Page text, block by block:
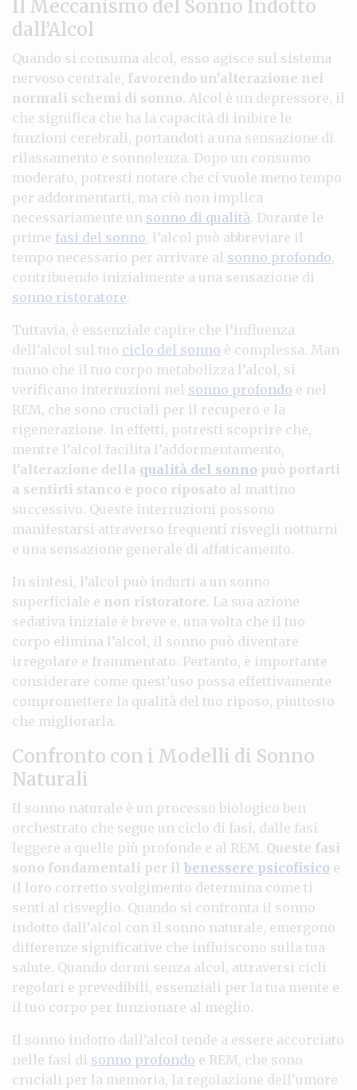
Il Meccanismo del Sonno Indotto
dall’Alcol
Quando si consuma alcol, esso agisce sul sistema
nervoso centrale, favorendo un’alterazione nei
normali schemi di sonno. Alcol è un depressore, il
che significa che ha la capacità di inibire le
funzioni cerebrali, portandoti a una sensazione di
rilassamento e sonnolenza. Dopo un consumo
moderato, potresti notare che ci vuole meno tempo
per addormentarti, ma ciò non implica
necessariamente un sonno di qualità. Durante le
prime fasi del sonno, l’alcol può abbreviare il
tempo necessario per arrivare al sonno profondo,
contribuendo inizialmente a una sensazione di
sonno ristoratore.
Tuttavia, è essenziale capire che l’influenza
dell’alcol sul tuo ciclo del sonno è complessa. Man
mano che il tuo corpo metabolizza l’alcol, si
verificano interruzioni nel sonno profondo e nel
REM, che sono cruciali per il recupero e la
rigenerazione. In effetti, potresti scoprire che,
mentre l’alcol facilita l’addormentamento,
l’alterazione della qualità del sonno può portarti
a sentirti stanco e poco riposato al mattino
successivo. Queste interruzioni possono
manifestarsi attraverso frequenti risvegli notturni
e una sensazione generale di affaticamento.
In sintesi, l’alcol può indurti a un sonno
superficiale e non ristoratore. La sua azione
sedativa iniziale è breve e, una volta che il tuo
corpo elimina l’alcol, il sonno può diventare
irregolare e frammentato. Pertanto, è importante
considerare come quest’uso possa effettivamente
compromettere la qualità del tuo riposo, piuttosto
che migliorarla.
Confronto con i Modelli di Sonno
Naturali
Il sonno naturale è un processo biologico ben
orchestrato che segue un ciclo di fasi, dalle fasi
leggere a quelle più profonde e al REM. Queste fasi
sono fondamentali per il benessere psicofisico e
il loro corretto svolgimento determina come ti
senti al risveglio. Quando si confronta il sonno
indotto dall’alcol con il sonno naturale, emergono
differenze significative che influiscono sulla tua
salute. Quando dormi senza alcol, attraversi cicli
regolari e prevedibili, essenziali per la tua mente e
il tuo corpo per funzionare al meglio.
Il sonno indotto dall’alcol tende a essere accorciato
nelle fasi di sonno profondo e REM, che sono
cruciali per la memoria, la regolazione dell’umore